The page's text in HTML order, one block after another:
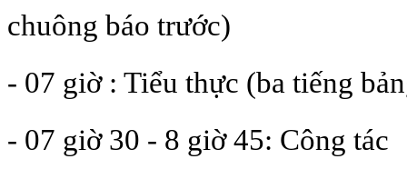
chuông báo trước)
- 07 giờ : Tiểu thực (ba tiếng
- 07 giờ 30 - 8 giờ 45: Công tác